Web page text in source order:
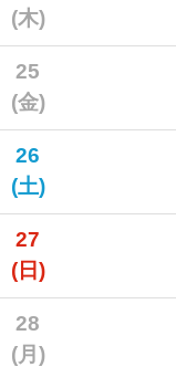
(木)
25
(金)
26
(土)
27
(日)
28
(月)